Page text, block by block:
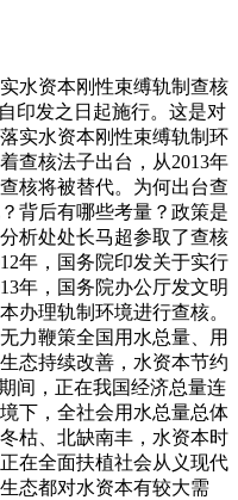
资本刚性束缚轨制查核
印发之日起施行。这是对
实水资本刚性束缚轨制环
查核法子出台，从2013年
核将被替代。为何出台查
背后有哪些考量？政策是
析处处长马超参取了查核
年，国务院印发关于实行
年，国务院办公厅发文明
办理轨制环境进行查核。
力鞭策全国用水总量、用
态持续改善，水资本节约
间，正在我国经济总量连
下，全社会用水总量总体
枯、北缺南丰，水资本时
在全面扶植社会从义现代
态都对水资本有较大需